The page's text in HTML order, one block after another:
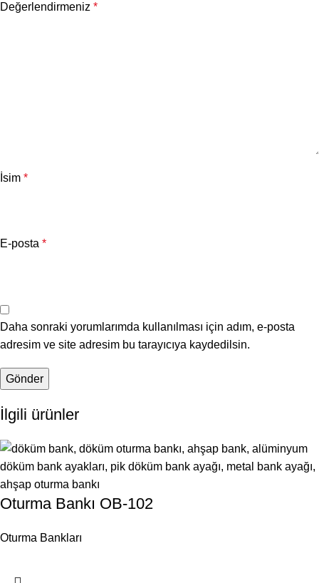
Değerlendirmeniz *
İsim *
E-posta *
Daha sonraki yorumlarımda kullanılması için adım, e-posta
adresim ve site adresim bu tarayıcıya kaydedilsin.
İlgili ürünler
Oturma Bankı OB-102
Oturma Bankları